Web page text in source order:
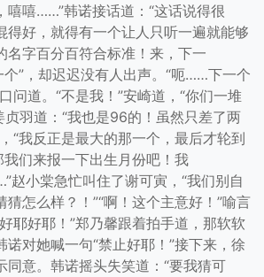
嘻嘻……”韩诺接话道：“这话说得很
得好，就得有一个让人只听一遍就能够
名字百分百符合标准！来，下一
个”，却迟迟没有人出声。“呃……下一个
问道。“不是我！”安崎道，“你们一堆
羽道：“我也是96的！虽然只差了两
“我反正是最大的那一个，最后才轮到
我们来报一下出生月份吧！我
赵小棠急忙叫住了谢可寅，“我们别自
猜怎么样？！”“啊！这个主意好！”喻言
耶好耶！”郑乃馨跟着拍手道，那软软
诺对她喊一句“禁止好耶！”接下来，徐
同意。韩诺摇头失笑道：“要我猜可